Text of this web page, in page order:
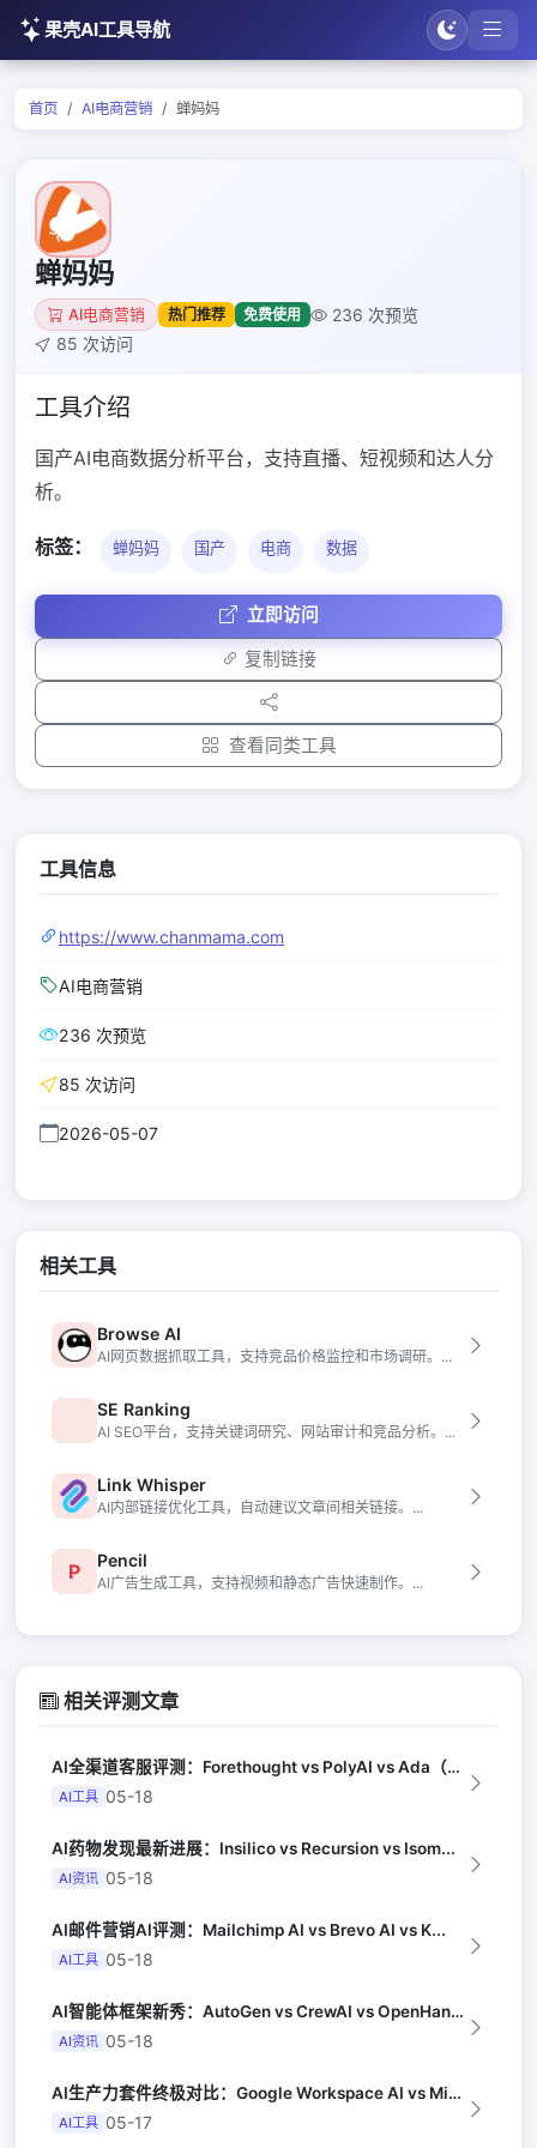
果壳AI工具导航
首页 AI电商营销 蝉妈妈
蝉妈妈
AI电商营销 热门推荐 免费使用
236 次预览
85 次访问
工具介绍
国产AI电商数据分析平台，支持直播、短视频和达人分
析。
标签： 蝉妈妈 国产 电商 数据
立即访问
复制链接
查看同类工具
工具信息
https://www.chanmama.com
AI电商营销
236 次预览
85 次访问
2026-05-07
相关工具
Browse AI
AI网页数据抓取工具，支持竞品价格监控和市场调研。...
SE Ranking
AI SEO平台，支持关键词研究、网站审计和竞品分析。...
Link Whisper
AI内部链接优化工具，自动建议文章间相关链接。...
P Pencil
AI广告生成工具，支持视频和静态广告快速制作。...
相关评测文章
AI全渠道客服评测：Forethought vs PolyAI vs Ada（G...
AI工具 05-18
AI药物发现最新进展：Insilico vs Recursion vs Isom...
AI资讯 05-18
AI邮件营销AI评测：Mailchimp AI vs Brevo AI vs K...
AI工具 05-18
AI智能体框架新秀：AutoGen vs CrewAI vs OpenHands...
AI资讯 05-18
AI生产力套件终极对比：Google Workspace AI vs Micro...
AI工具 05-17